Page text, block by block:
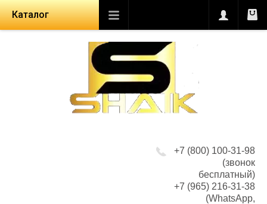
Каталог
+7 (800) 100-31-98
(звонок
бесплатный)
+7 (965) 216-31-38
(WhatsApp,